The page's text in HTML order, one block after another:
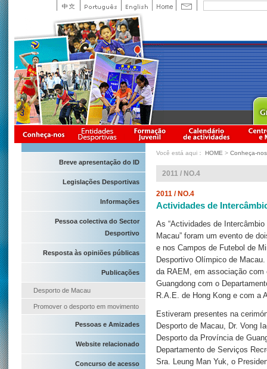
Breve apresentação do ID
Legislações Desportivas
Informações
Pessoa colectiva do Sector
Desportivo
Resposta às opiniões públicas
Publicações
Desporto de Macau
Promover o desporto em movimento
Pessoas e Amizades
Website relacionado
Concurso de acesso
Você está aqui： HOME > Conheça-nos
2011 / NO.4
2011 / NO.4
Actividades de
As “Actividades de
Macau” foram um evento de
e nos Campos de Futebol de
Desportivo Olímpico de
da RAEM, em associação
Guangdong com o
R.A.E. de Hong Kong e com a
Estiveram presentes na
Desporto de Macau, Dr. Vong
Desporto da Província de
Departamento de Serviços
Sra. Leung Man Yuk, o